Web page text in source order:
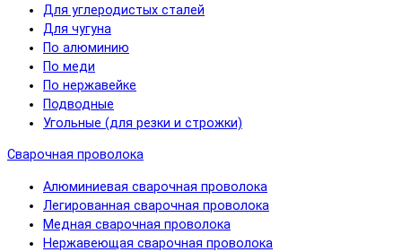
Для углеродистых сталей
Для чугуна
По алюминию
По меди
По нержавейке
Подводные
Угольные (для резки и строжки)
Сварочная проволока
Алюминиевая сварочная проволока
Легированная сварочная проволока
Медная сварочная проволока
Нержавеющая сварочная проволока